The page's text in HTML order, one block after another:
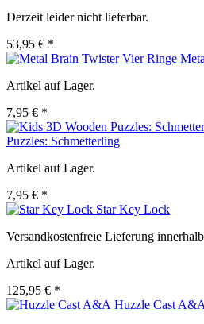
Derzeit leider nicht lieferbar.
53,95 € *
Artikel auf Lager.
7,95 € *
Puzzles: Schmetterling
Artikel auf Lager.
7,95 € *
Star Key Lock
Versandkostenfreie Lieferung
Artikel auf Lager.
125,95 € *
Huzzle Cast A&A